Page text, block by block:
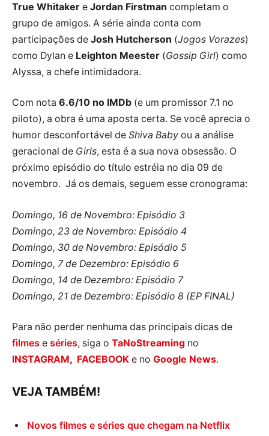
True Whitaker e Jordan Firstman completam o
grupo de amigos. A série ainda conta com
participações de Josh Hutcherson (Jogos Vorazes)
como Dylan e Leighton Meester (Gossip Girl) como
Alyssa, a chefe intimidadora.
Com nota 6.6/10 no IMDb (e um promissor 7.1 no
piloto), a obra é uma aposta certa. Se você aprecia o
humor desconfortável de Shiva Baby ou a análise
geracional de Girls, esta é a sua nova obsessão. O
próximo episódio do título estréia no dia 09 de
novembro. Já os demais, seguem esse cronograma:
Domingo, 16 de Novembro: Episódio 3
Domingo, 23 de Novembro: Episódio 4
Domingo, 30 de Novembro: Episódio 5
Domingo, 7 de Dezembro: Episódio 6
Domingo, 14 de Dezembro: Episódio 7
Domingo, 21 de Dezembro: Episódio 8 (EP FINAL)
Para não perder nenhuma das principais dicas de
filmes e séries, siga o TaNoStreaming no
INSTAGRAM, FACEBOOK e no Google News.
VEJA TAMBÉM!
Novos filmes e séries que chegam na Netflix